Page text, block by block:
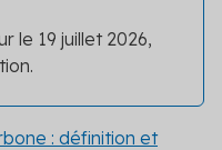
le 19 juillet 2026,
: définition et